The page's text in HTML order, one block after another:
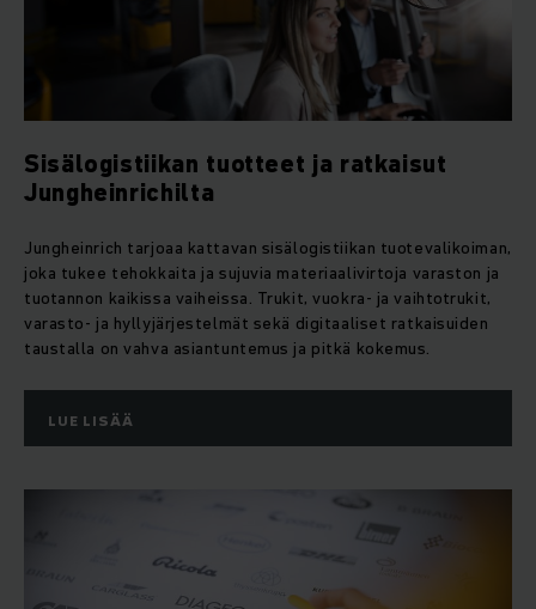
Sisälogistiikan tuotteet ja ratkaisut
Jungheinrichilta
Jungheinrich tarjoaa kattavan sisälogistiikan tuotevalikoiman,
joka tukee tehokkaita ja sujuvia materiaalivirtoja varaston ja
tuotannon kaikissa vaiheissa. Trukit, vuokra‑ ja vaihtotrukit,
varasto‑ ja hyllyjärjestelmät sekä digitaaliset ratkaisuiden
taustalla on vahva asiantuntemus ja pitkä kokemus.
LUE LISÄÄ